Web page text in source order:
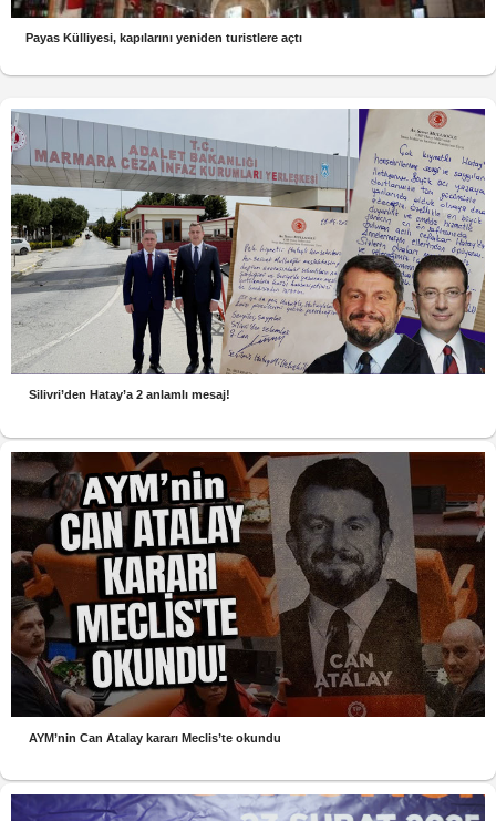
Payas Külliyesi, kapılarını yeniden turistlere açtı
Silivri’den Hatay’a 2 anlamlı mesaj!
AYM’nin Can Atalay kararı Meclis’te okundu